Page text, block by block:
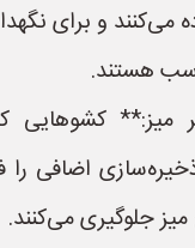
می‌کنند و برای
هستند.
میز:** کشوهایی
اضافی را
جلوگیری می‌کنند.